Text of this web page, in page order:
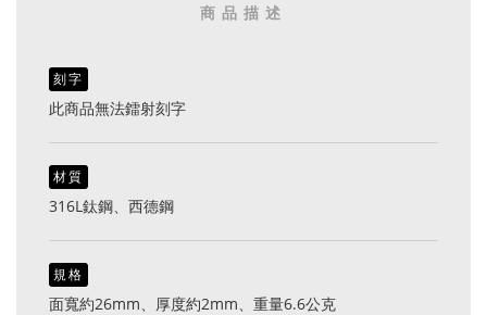
商品描述
刻字
此商品無法鐳射刻字
材質
316L鈦鋼、西德鋼
規格
面寬約26mm、厚度約2mm、重量6.6公克